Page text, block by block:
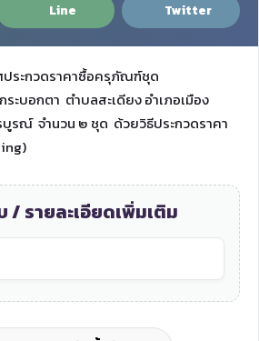
Line Twitter
ประกวดราคาซื้อครุภัณฑ์ชุด
ะบอกตา ตำบลสะเดียง อำเภอเมือง
รณ์ จำนวน ๒ ชุด ด้วยวิธีประกวดราคา
/ รายละเอียดเพิ่มเติม